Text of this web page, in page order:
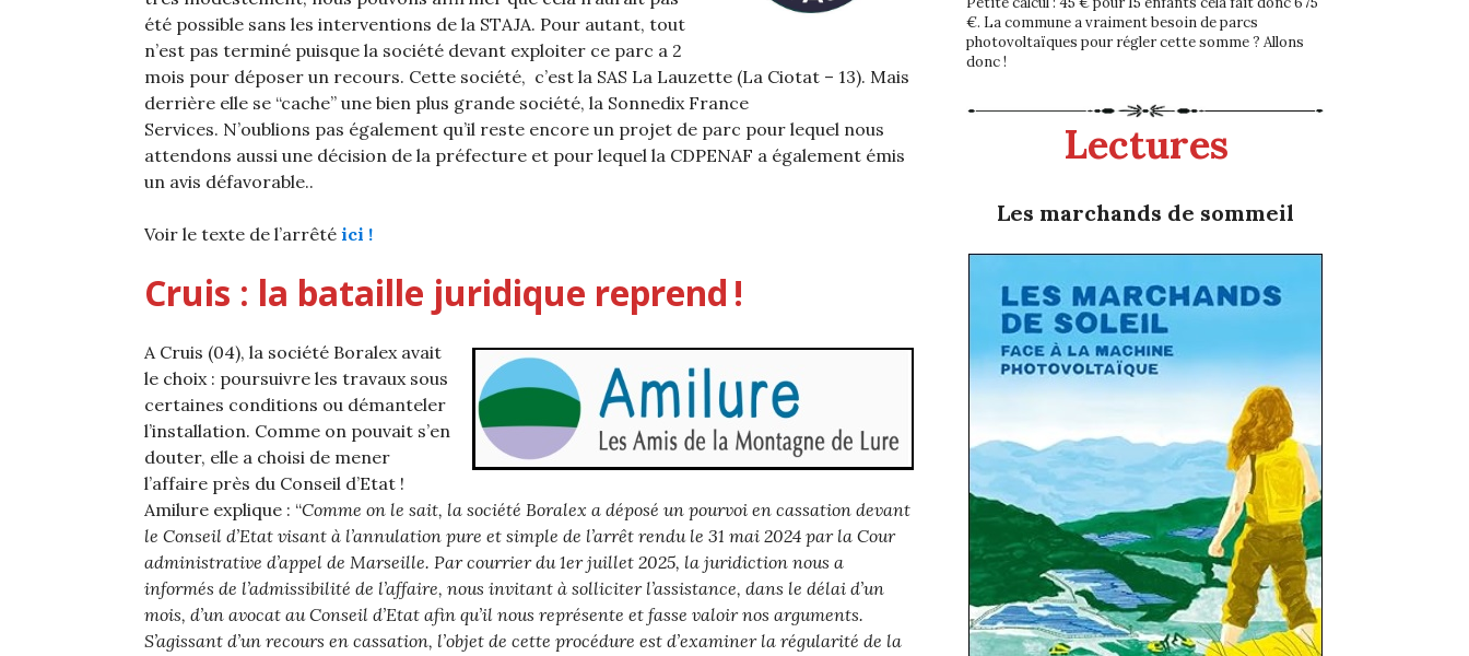
été possible sans les interventions de la STAJA. Pour autant, tout
n’est pas terminé puisque la société devant exploiter ce parc a 2
mois pour déposer un recours. Cette société, c’est la SAS La Lauzette (La Ciotat – 13). Mais
derrière elle se “cache” une bien plus grande société, la Sonnedix France
Services. N’oublions pas également qu’il reste encore un projet de parc pour lequel nous
attendons aussi une décision de la préfecture et pour lequel la CDPENAF a également émis
un avis défavorable..
Voir le texte de l’arrêté ici !
Cruis : la bataille juridique reprend !
A Cruis (04), la société Boralex avait
le choix : poursuivre les travaux sous
certaines conditions ou démanteler
l’installation. Comme on pouvait s’en
douter, elle a choisi de mener
l’affaire près du Conseil d’Etat !
Amilure explique : “Comme on le sait, la société Boralex a déposé un pourvoi en cassation devant
le Conseil d’Etat visant à l’annulation pure et simple de l’arrêt rendu le 31 mai 2024 par la Cour
administrative d’appel de Marseille. Par courrier du 1er juillet 2025, la juridiction nous a
informés de l’admissibilité de l’affaire, nous invitant à solliciter l’assistance, dans le délai d’un
mois, d’un avocat au Conseil d’Etat afin qu’il nous représente et fasse valoir nos arguments.
S’agissant d’un recours en cassation, l’objet de cette procédure est d’examiner la régularité de la
€. La commune a vraiment besoin de parcs
photovoltaïques pour régler cette somme ? Allons
donc !
Lectures
Les marchands de sommeil